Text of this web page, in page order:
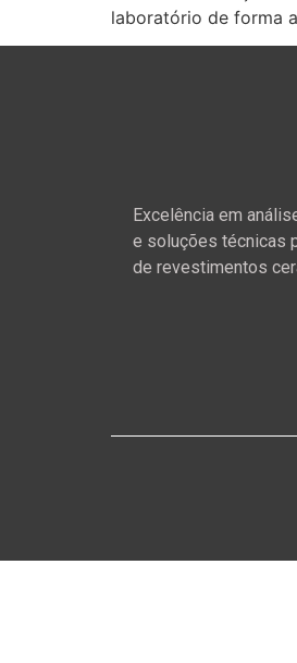
laboratório de forma
Excelência em
e soluções técnicas
de revestimentos